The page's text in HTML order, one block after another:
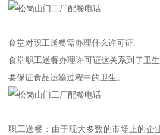
食堂对职工送餐需办理什么许可证:
食堂职工送餐办理许可证这关系到了卫
要保证食品运输过程中的卫生。
职工送餐：由于现大多数的市场上的企